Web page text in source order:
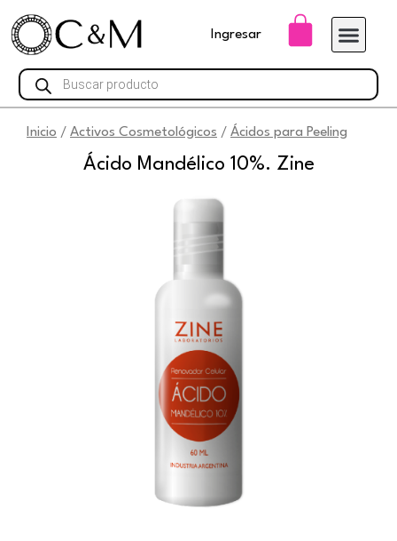
Ingresar Carrito
Búsqueda
de
productos
Inicio / Activos Cosmetológicos / Ácidos para Peeling
Ácido Mandélico 10%. Zine